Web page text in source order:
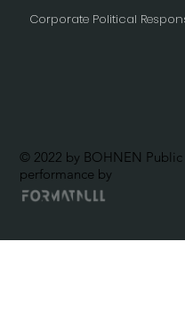
Corporate Political
© 2022 by BOHNEN
performance by